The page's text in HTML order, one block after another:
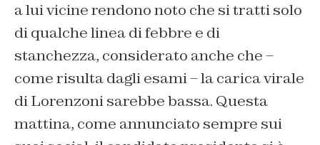
a lui vicine rendono noto che si tratti solo
di qualche linea di febbre e di
stanchezza, considerato anche che –
come risulta dagli esami – la carica virale
di Lorenzoni sarebbe bassa. Questa
mattina, come annunciato sempre sui